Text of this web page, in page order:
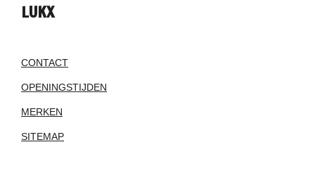
LUKX
CONTACT
OPENINGSTIJDEN
MERKEN
SITEMAP